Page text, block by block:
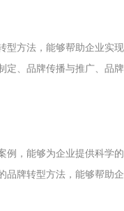
型方法，能够帮助企业实
定、品牌传播与推广、品
例，能够为企业提供科学
牌转型方法，能够帮助